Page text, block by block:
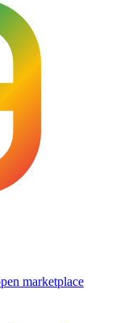
marketplace